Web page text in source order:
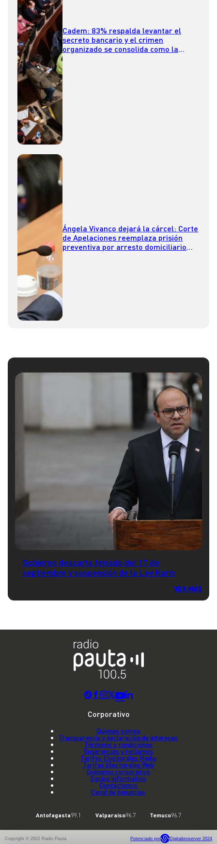
Cadem: 83% respalda levantar el
secreto bancario y el crimen
organizado se consolida como la
Ángela Vivanco dejará la cárcel: Corte
de Apelaciones reemplaza prisión
preventiva por arresto domiciliario
Gobierno descarta feriado del 17 de
septiembre y suspensión de la Ley Karin
VER MÁS
Corporativo
Quienes somos
Transparencia y declaración de intereses
Términos y condiciones
Sugerencias y reclamos
Tarifas Electorales Radio
Tarifas Electorales Web
Gobierno corporativo
Equipo informativo
Contáctenos
Canal de denuncias
Antofagasta99.1 Valparaíso96.7 Temuco96.7
Copyright © 2022 Radio Pauta Potenciado por Digitalproserver 2024